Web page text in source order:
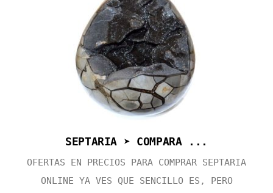
SEPTARIA ➤ COMPARA ...
OFERTAS EN PRECIOS PARA COMPRAR SEPTARIA
ONLINE YA VES QUE SENCILLO ES, PERO